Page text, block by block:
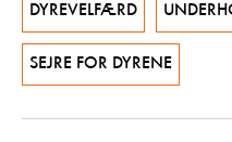
DYREVELFÆRD
SEJRE FOR DYRENE